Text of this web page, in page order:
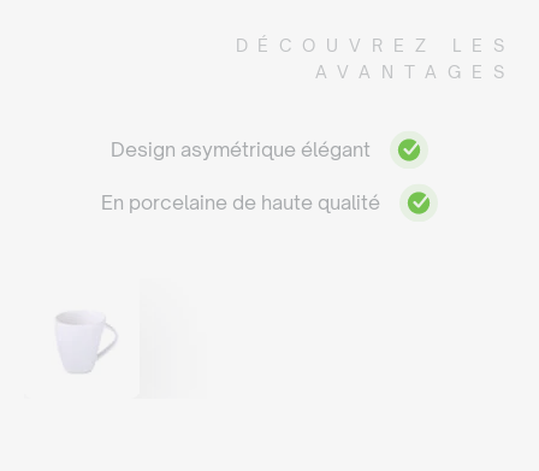
DÉCOUVREZ LES
AVANTAGES
Design asymétrique élégant
En porcelaine de haute qualité